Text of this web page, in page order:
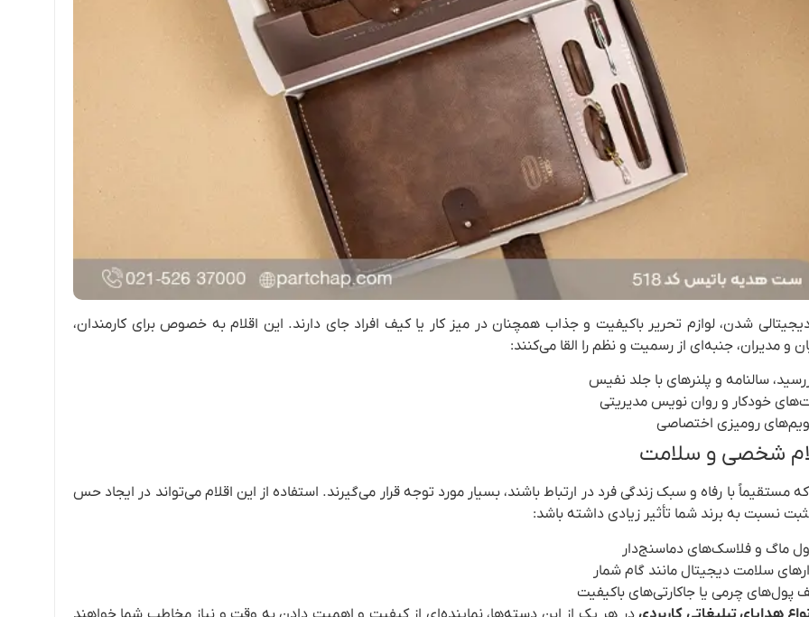
شدن، لوازم تحریر باکیفیت و جذاب همچنان در میز کار یا کیف افراد جای دارند. این اقلام به خصوص برای کارمندان،
و مدیران، جنبه‌ای از رسمیت و نظم را القا می‌کنند:
سالنامه و پلنرهای با جلد نفیس
خودکار و روان نویس مدیریتی
رومیزی اختصاصی
مستقیماً با رفاه و سبک زندگی فرد در ارتباط باشند، بسیار مورد توجه قرار می‌گیرند. استفاده از این اقلام می‌تواند در ایجاد حس
نسبت به برند شما تأثیر زیادی داشته باشد:
ماگ و فلاسک‌های دماسنج‌دار
سلامت دیجیتال مانند گام شمار
پول‌های چرمی یا جاکارتی‌های باکیفیت